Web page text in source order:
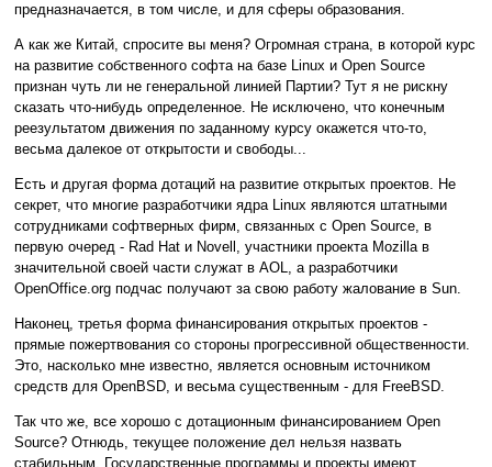
предназначается, в том числе, и для сферы образования.
А как же Китай, спросите вы меня? Огромная страна, в которой курс
на развитие собственного софта на базе Linux и Open Source
признан чуть ли не генеральной линией Партии? Тут я не рискну
сказать что-нибудь определенное. Не исключено, что конечным
реезультатом движения по заданному курсу окажется что-то,
весьма далекое от открытости и свободы...
Есть и другая форма дотаций на развитие открытых проектов. Не
секрет, что многие разработчики ядра Linux являются штатными
сотрудниками софтверных фирм, связанных с Open Source, в
первую очеред - Rad Hat и Novell, участники проекта Mozilla в
значительной своей части служат в AOL, а разработчики
OpenOffice.org подчас получают за свою работу жалование в Sun.
Наконец, третья форма финансирования открытых проектов -
прямые пожертвования со стороны прогрессивной общественности.
Это, насколько мне известно, является основным источником
средств для OpenBSD, и весьма существенным - для FreeBSD.
Так что же, все хорошо с дотационным финансированием Open
Source? Отнюдь, текущее положение дел нельзя назвать
стабильным. Государственные программы и проекты имеют